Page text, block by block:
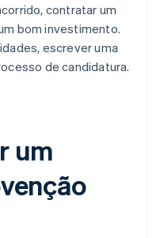
contratar um
bom investimento.
escrever uma
de candidatura.
um